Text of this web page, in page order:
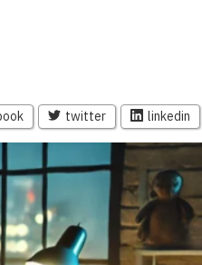
twitter linkedin